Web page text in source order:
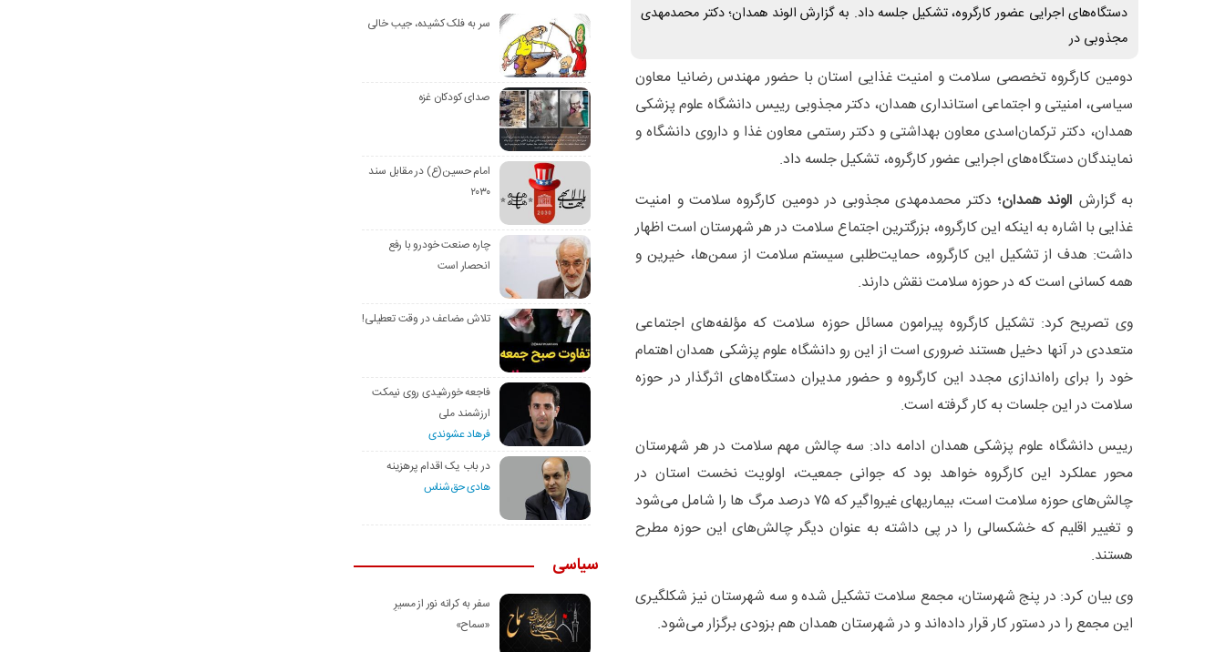
دستگاه‌های اجرایی عضور کارگروه، تشکیل جلسه داد. به گزارش الوند همدان؛ دکتر محمدمهدی
مجذوبی در
دومین کارگروه تخصصی سلامت و امنیت غذایی استان با حضور مهندس رضانیا معاون
سیاسی، امنیتی و اجتماعی استانداری همدان، دکتر مجذوبی رییس دانشگاه علوم پزشکی
همدان، دکتر ترکمان‌اسدی معاون بهداشتی و دکتر رستمی معاون غذا و داروی دانشگاه و
نمایندگان دستگاه‌های اجرایی عضور کارگروه، تشکیل جلسه داد.
به گزارش الوند همدان؛ دکتر محمدمهدی مجذوبی در دومین کارگروه سلامت و امنیت
غذایی با اشاره به اینکه این کارگروه، بزرگترین اجتماع سلامت در هر شهرستان است اظهار
داشت: هدف از تشکیل این کارگروه، حمایت‌طلبی سیستم سلامت از سمن‌ها، خیرین و
همه کسانی است که در حوزه سلامت نقش دارند.
وی تصریح کرد: تشکیل کارگروه پیرامون مسائل حوزه سلامت که مؤلفه‌های اجتماعی
متعددی در آنها دخیل هستند ضروری است از این رو دانشگاه علوم پزشکی همدان اهتمام
خود را برای راه‌اندازی مجدد این کارگروه و حضور مدیران دستگاه‌های اثرگذار در حوزه
سلامت در این جلسات به کار گرفته است.
رییس دانشگاه علوم پزشکی همدان ادامه داد: سه چالش مهم سلامت در هر شهرستان
محور عملکرد این کارگروه خواهد بود که جوانی جمعیت، اولویت نخست استان در
چالش‌های حوزه سلامت است، بیماریهای غیرواگیر که ۷۵ درصد مرگ ها را شامل می‌شود
و تغییر اقلیم که خشکسالی را در پی داشته به عنوان دیگر چالش‌های این حوزه مطرح
هستند.
وی بیان کرد: در پنج شهرستان، مجمع سلامت تشکیل شده و سه شهرستان نیز شکلگیری
این مجمع را در دستور کار قرار داده‌اند و در شهرستان همدان هم بزودی برگزار می‌شود.
سر به فلک کشیده، جیب خالی
صدای کودکان غزه
امام حسین(ع) در مقابل سند
۲۰۳۰
چاره صنعت خودرو با رفع
انحصار است
تلاش مضاعف در وقت تعطیلی!
فاجعه خورشیدی روی نیمکت
ارزشمند ملی
فرهاد عشوندی
در باب یک اقدام پرهزینه
هادی حق‌شناس
سیاسی
سفر به کرانه‌ نور از مسیرِ
«سماح»